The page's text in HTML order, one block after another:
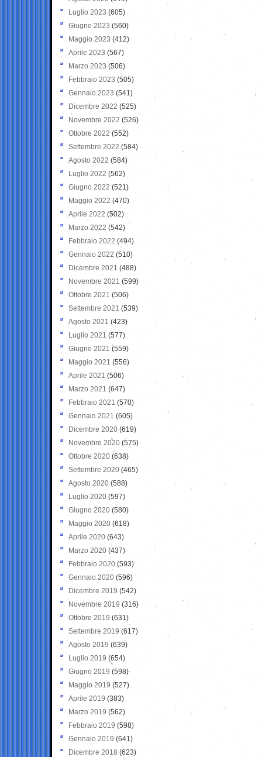
Luglio 2023 (605)
Giugno 2023 (560)
Maggio 2023 (412)
Aprile 2023 (567)
Marzo 2023 (506)
Febbraio 2023 (505)
Gennaio 2023 (541)
Dicembre 2022 (525)
Novembre 2022 (526)
Ottobre 2022 (552)
Settembre 2022 (584)
Agosto 2022 (584)
Luglio 2022 (562)
Giugno 2022 (521)
Maggio 2022 (470)
Aprile 2022 (502)
Marzo 2022 (542)
Febbraio 2022 (494)
Gennaio 2022 (510)
Dicembre 2021 (488)
Novembre 2021 (599)
Ottobre 2021 (506)
Settembre 2021 (539)
Agosto 2021 (423)
Luglio 2021 (577)
Giugno 2021(559)
Maggio 2021 (556)
Aprile 2021 (506)
Marzo 2021 (647)
Febbraio 2021 (570)
Gennaio 2021 (605)
Dicembre 2020 (619)
Novembre 2020 (575)
Ottobre 2020 (638)
Settembre 2020(465)
Agosto 2020 (588)
Luglio 2020 (597)
Giugno 2020 (580)
Maggio 2020 (618)
Aprile 2020 (643)
Marzo 2020 (437)
Febbraio 2020 (593)
Gennaio 2020 (596)
Dicembre 2019 (542)
Novembre 2019 (316)
Ottobre 2019 (631)
Settembre 2019 (617)
Agosto 2019 (639)
Luglio 2019 (654)
Giugno 2019 (598)
Maggio 2019 (527)
Aprile 2019 (383)
Marzo 2019 (562)
Febbraio 2019 (598)
Gennaio 2019 (641)
Dicembre 2018 (623)